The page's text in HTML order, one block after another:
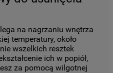
na nagrzaniu wnętrza
temperatury, około
wszelkich resztek
ich w popiół,
za pomocą wilgotnej